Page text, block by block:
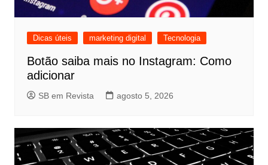
Dicas úteis marketing digital Tecnologia
Botão saiba mais no Instagram: Como
adicionar
SB em Revista agosto 5, 2026